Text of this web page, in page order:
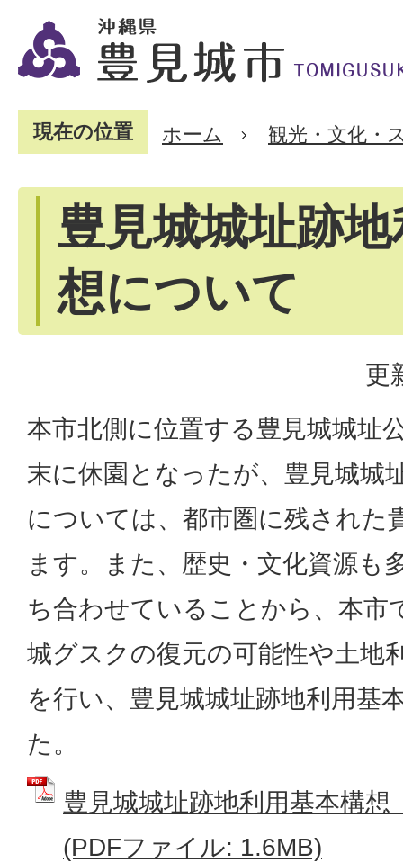
現在の位置 ホーム 観光・文化・
豊見城城址跡
想について
更
本市北側に位置する豊見城城址
末に休園となったが、豊見城城
については、都市圏に残された
ます。また、歴史・文化資源も
ち合わせていることから、本市
城グスクの復元の可能性や土地
を行い、豊見城城址跡地利用基
た。
豊見城城址跡地利用基本構想
(PDFファイル: 1.6MB)